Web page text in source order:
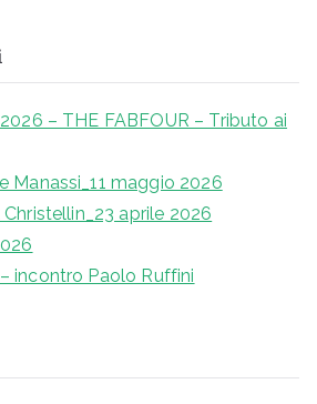
– THE FABFOUR – Tributo ai
Manassi_11 maggio 2026
aprile 2026
incontro Paolo Ruffini